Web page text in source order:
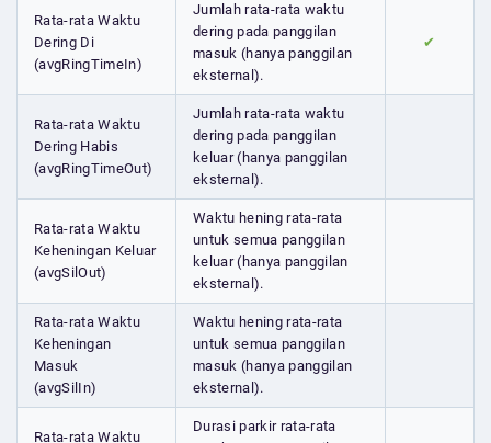
Rata-rata Waktu
Dering Di
(avgRingTimeIn)
Jumlah rata-rata waktu
dering pada panggilan
masuk (hanya panggilan
eksternal).
✔
Rata-rata Waktu
Dering Habis
(avgRingTimeOut)
Jumlah rata-rata waktu
dering pada panggilan
keluar (hanya panggilan
eksternal).
Rata-rata Waktu
Keheningan Keluar
(avgSilOut)
Waktu hening rata-rata
untuk semua panggilan
keluar (hanya panggilan
eksternal).
Rata-rata Waktu
Keheningan
Masuk
(avgSilIn)
Waktu hening rata-rata
untuk semua panggilan
masuk (hanya panggilan
eksternal).
Rata-rata Waktu
Durasi parkir rata-rata